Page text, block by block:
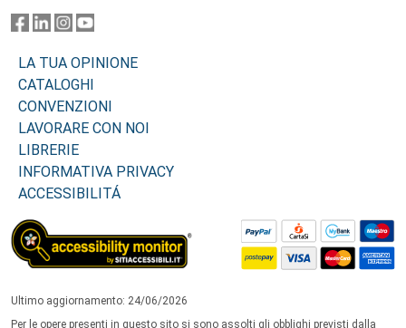
LA TUA OPINIONE
CATALOGHI
CONVENZIONI
LAVORARE CON NOI
LIBRERIE
INFORMATIVA PRIVACY
ACCESSIBILITÁ
Ultimo aggiornamento: 24/06/2026
Per le opere presenti in questo sito si sono assolti gli obblighi previsti dalla